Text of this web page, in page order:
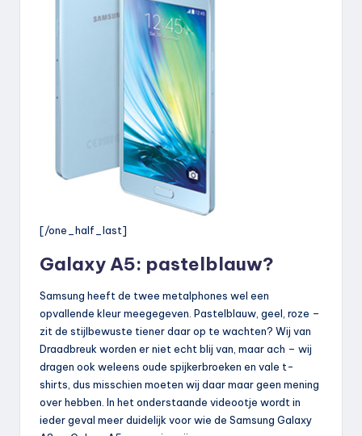
[/one_half_last]
Galaxy A5: pastelblauw?
Samsung heeft de twee metalphones wel een
opvallende kleur meegegeven. Pastelblauw, geel, roze –
zit de stijlbewuste tiener daar op te wachten? Wij van
Draadbreuk worden er niet echt blij van, maar ach – wij
dragen ook weleens oude spijkerbroeken en vale t-
shirts, dus misschien moeten wij daar maar geen mening
over hebben. In het onderstaande videootje wordt in
ieder geval meer duidelijk voor wie de Samsung Galaxy